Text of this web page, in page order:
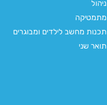
ניהול
מתמטיקה
תכנות מחשב לילדים ומבוגרים
תואר שני